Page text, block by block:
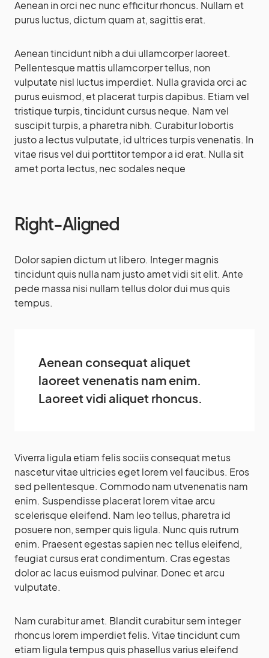
Aenean in orci nec nunc efficitur rhoncus. Nullam et
purus luctus, dictum quam at, sagittis erat.
Aenean tincidunt nibh a dui ullamcorper laoreet.
Pellentesque mattis ullamcorper tellus, non
vulputate nisl luctus imperdiet. Nulla gravida orci ac
purus euismod, et placerat turpis dapibus. Etiam vel
tristique turpis, tincidunt cursus neque. Nam vel
suscipit turpis, a pharetra nibh. Curabitur lobortis
justo a lectus vulputate, id ultrices turpis venenatis. In
vitae risus vel dui porttitor tempor a id erat. Nulla sit
amet porta lectus, nec sodales neque
Right-Aligned
Dolor sapien dictum ut libero. Integer magnis
tincidunt quis nulla nam justo amet vidi sit elit. Ante
pede massa nisi nullam tellus dolor dui mus quis
tempus.
Aenean consequat aliquet
laoreet venenatis nam enim.
Laoreet vidi aliquet rhoncus.
Viverra ligula etiam felis sociis consequat metus
nascetur vitae ultricies eget lorem vel faucibus. Eros
sed pellentesque. Commodo nam utvenenatis nam
enim. Suspendisse placerat lorem vitae arcu
scelerisque eleifend. Nam leo tellus, pharetra id
posuere non, semper quis ligula. Nunc quis rutrum
enim. Praesent egestas sapien nec tellus eleifend,
feugiat cursus erat condimentum. Cras egestas
dolor ac lacus euismod pulvinar. Donec et arcu
vulputate.
Nam curabitur amet. Blandit curabitur sem integer
rhoncus lorem imperdiet felis. Vitae tincidunt cum
etiam ligula tempus quis phasellus varius eleifend